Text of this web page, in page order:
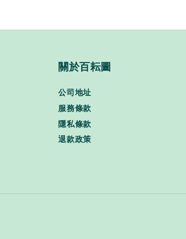
關於百耘圖
公司地址
服務條款
隱私條款
退款政策